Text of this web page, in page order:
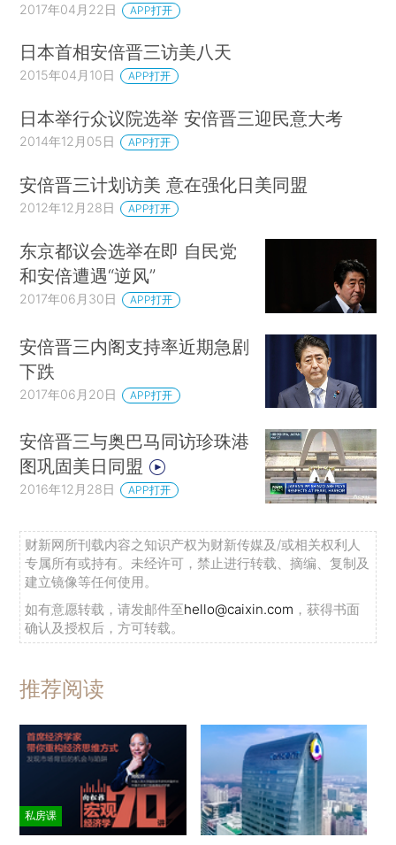
2017年04月22日 APP打开
日本首相安倍晋三访美八天
2015年04月10日 APP打开
日本举行众议院选举 安倍晋三迎民意大考
2014年12月05日 APP打开
安倍晋三计划访美 意在强化日美同盟
2012年12月28日 APP打开
东京都议会选举在即 自民党
和安倍遭遇“逆风”
2017年06月30日 APP打开
安倍晋三内阁支持率近期急剧
下跌
2017年06月20日 APP打开
安倍晋三与奥巴马同访珍珠港
图巩固美日同盟
2016年12月28日 APP打开
财新网所刊载内容之知识产权为财新传媒及/或相关权利人
专属所有或持有。未经许可，禁止进行转载、摘编、复制及
建立镜像等任何使用。
如有意愿转载，请发邮件至hello@caixin.com ，获得书面
确认及授权后，方可转载。
推荐阅读
私房课